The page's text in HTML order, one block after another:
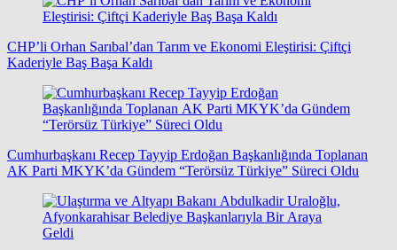
CHP’li Orhan Sarıbal’dan Tarım ve Ekonomi Eleştirisi: Çiftçi
Kaderiyle Baş Başa Kaldı
Cumhurbaşkanı Recep Tayyip Erdoğan Başkanlığında Toplanan
AK Parti MKYK’da Gündem “Terörsüz Türkiye” Süreci Oldu